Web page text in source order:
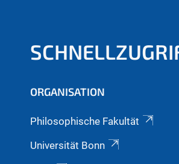
ORGANISATION
Philosophische Fakultät
Universität Bonn